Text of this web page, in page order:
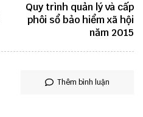
Quy trình quản lý và cấp
phôi sổ bảo hiểm xã hội
năm 2015
Thêm bình luận